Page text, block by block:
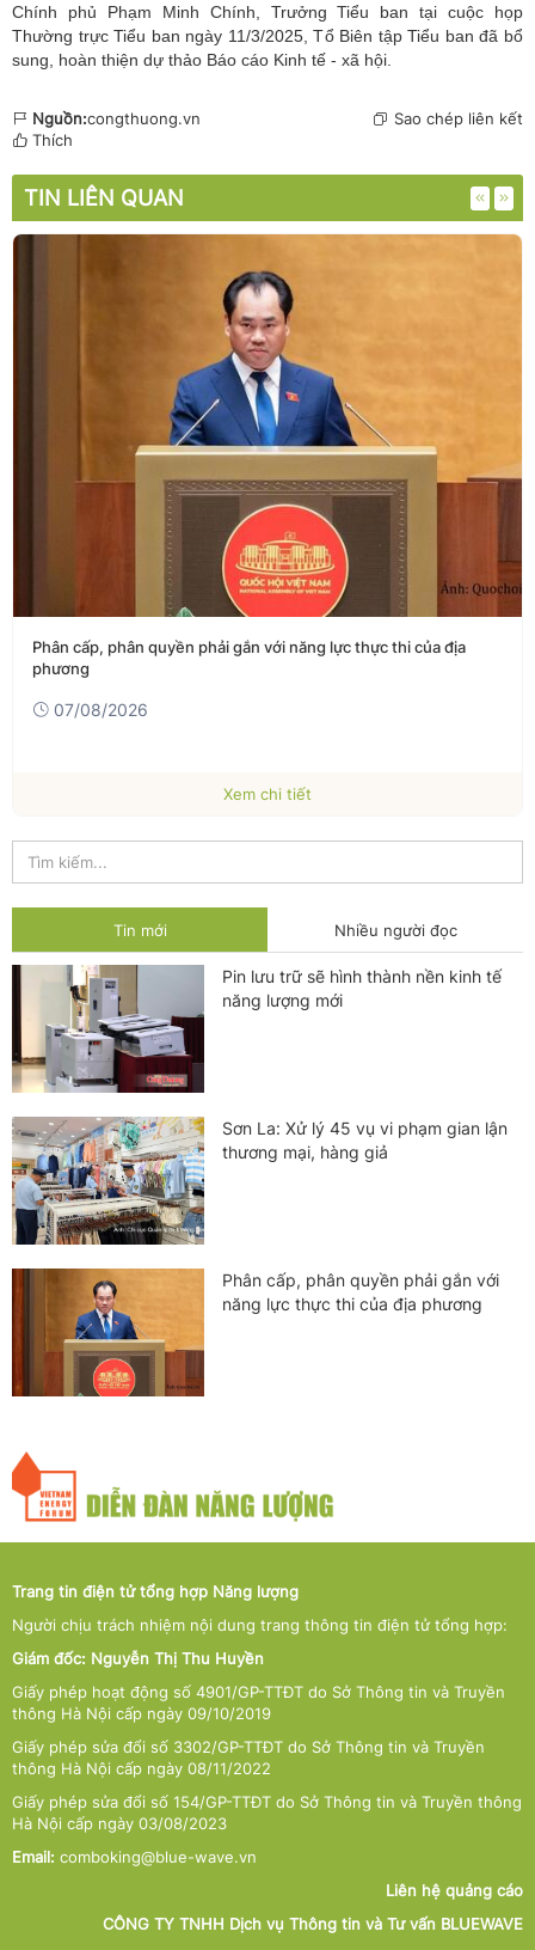
Chính phủ Phạm Minh Chính , Trưởng Tiểu ban tại cuộc họp
Thường trực Tiểu ban ngày 11/3/2025, Tổ Biên tập Tiểu ban đã bổ
sung, hoàn thiện dự thảo Báo cáo Kinh tế - xã hội.
Nguồn:congthuong.vn
Sao chép liên kết
Thích
TIN LIÊN QUAN
Phó thủ tướng Phạm Thị Thanh Trà dự lễ khởi công Dự án xây
dựng Trường Trung học phổ thông Nam Đàn 1
07/08/2026
Xem chi tiết
Tin mới Nhiều người đọc
Pin lưu trữ sẽ hình thành nền kinh tế
năng lượng mới
Sơn La: Xử lý 45 vụ vi phạm gian lận
thương mại, hàng giả
Phân cấp, phân quyền phải gắn với
năng lực thực thi của địa phương
Trang tin điện tử tổng hợp Năng lượng
Người chịu trách nhiệm nội dung trang thông tin điện tử tổng hợp:
Giám đốc: Nguyễn Thị Thu Huyền
Giấy phép hoạt động số 4901/GP-TTĐT do Sở Thông tin và Truyền
thông Hà Nội cấp ngày 09/10/2019
Giấy phép sửa đổi số 3302/GP-TTĐT do Sở Thông tin và Truyền
thông Hà Nội cấp ngày 08/11/2022
Giấy phép sửa đổi số 154/GP-TTĐT do Sở Thông tin và Truyền thông
Hà Nội cấp ngày 03/08/2023
Email: comboking@blue-wave.vn
Liên hệ quảng cáo
CÔNG TY TNHH Dịch vụ Thông tin và Tư vấn BLUEWAVE